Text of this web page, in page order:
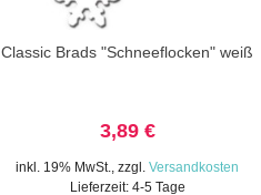
Classic Brads "Schneeflocken" weiß
3,89 €
inkl. 19% MwSt.,zzgl.Versandkosten
Lieferzeit: 4-5 Tage